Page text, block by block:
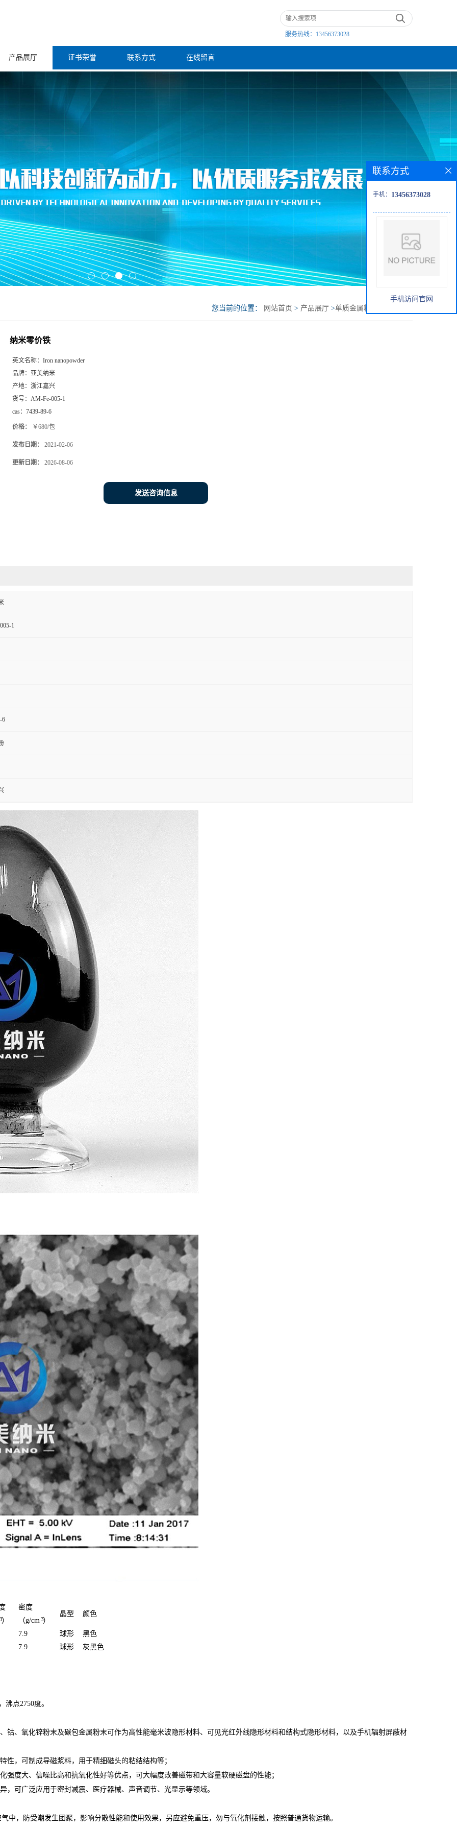
服务热线： 13456373028
产品展厅 证书荣誉 联系方式 在线留言
您当前的位置： 网站首页 产品展厅 单质金属粉 纳米零价铁
纳米零价铁
英文名称：
品牌： 亚美纳米
产地： 浙江嘉兴
货号：
价格： ￥680/包
发布日期：
更新日期：
发送咨询信息
）
密度
（g/cm
）
晶型 颜色
7.9 球形
黑色
7.9
球形 灰黑色
点2750度。
钴、氧化锌粉末及碳包金属粉末可作为高性能毫米波隐形材料、可见光红外线隐形材料和结构式隐形材料，以及手机辐射屏蔽材
性，可制成导磁浆料，用于精细磁头的粘结结构等；
度大、信噪比高和抗氧化性好等优点，可大幅度改善磁带和大容量软硬磁盘的性能；
可广泛应用于密封减震、医疗器械、声音调节、光显示等领域。
中，防受潮发生团聚，影响分散性能和使用效果，另应避免重压，勿与氧化剂接触，按照普通货物运输。
联系方式
手机： 13456373028
手机访问官网